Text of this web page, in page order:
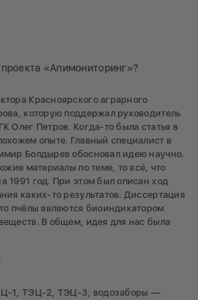
«Апимониторинг»?
Красноярского аграрного
которую поддержал руководитель
Олег Петров. Когда-то была статья в
опыте. Главный специалист в
Болдырев обосновал идею научно.
материалы по теме, то всё, что
1991 год. При этом был описан ход
каких-то результатов. Диссертация
пчёлы являются биоиндикатором
В общем, идея для нас была
1, ТЭЦ-2, ТЭЦ-3, водозаборы —